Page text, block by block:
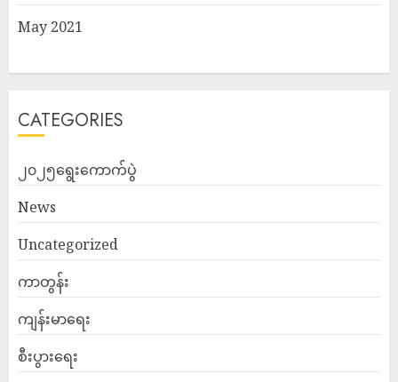
May 2021
CATEGORIES
၂၀၂၅ရွေးကောက်ပွဲ
News
Uncategorized
ကာတွန်း
ကျန်းမာရေး
စီးပွားရေး